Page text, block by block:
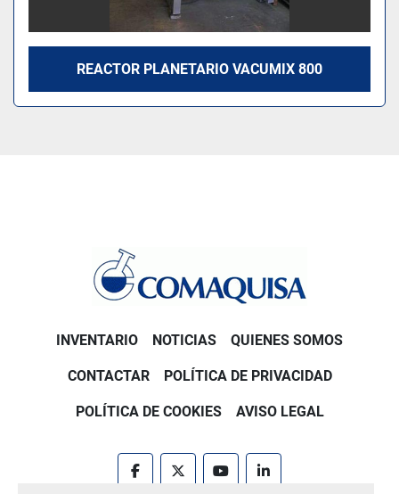
REACTOR PLANETARIO VACUMIX 800
INVENTARIO NOTICIAS QUIENES SOMOS
CONTACTAR POLÍTICA DE PRIVACIDAD
POLÍTICA DE COOKIES AVISO LEGAL
facebooktwitter youtubelinkedin